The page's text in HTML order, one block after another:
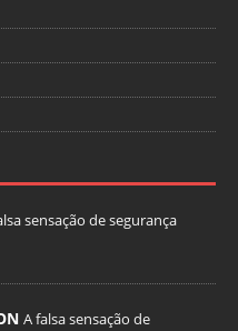
sensação de segurança
A falsa sensação de